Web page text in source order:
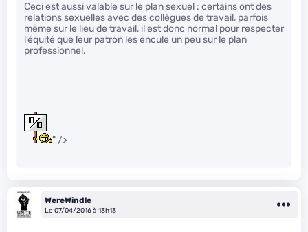
Ceci est aussi valable sur le plan sexuel : certains ont des
relations sexuelles avec des collègues de travail, parfois
même sur le lieu de travail, il est donc normal pour respecter
l’équité que leur patron les encule un peu sur le plan
professionnel.
" />
WereWindle
Le 07/04/2016 à 13h13